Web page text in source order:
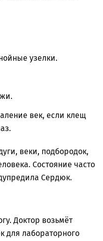
узелки.
век, если клещ
веки, подбородок,
Состояние часто
Сердюк.
Доктор возьмёт
для лабораторного